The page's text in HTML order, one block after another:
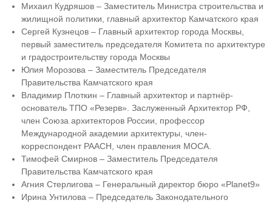
Михаил Кудряшов – Заместитель Министра строительства и
жилищной политики, главный архитектор Камчатского края
Сергей Кузнецов – Главный архитектор города Москвы,
первый заместитель председателя Комитета по архитектуре
и градостроительству города Москвы
Юлия Морозова – Заместитель Председателя
Правительства Камчатского края
Владимир Плоткин – Главный архитектор и партнёр-
основатель ТПО «Резерв». Заслуженный Архитектор РФ,
член Союза архитекторов России, профессор
Международной академии архитектуры, член-
корреспондент РААСН, член правления МОСА.
Тимофей Смирнов – Заместитель Председателя
Правительства Камчатского края
Агния Стерлигова – Генеральный директор бюро «Planet9»
Ирина Унтилова – Председатель Законодательного